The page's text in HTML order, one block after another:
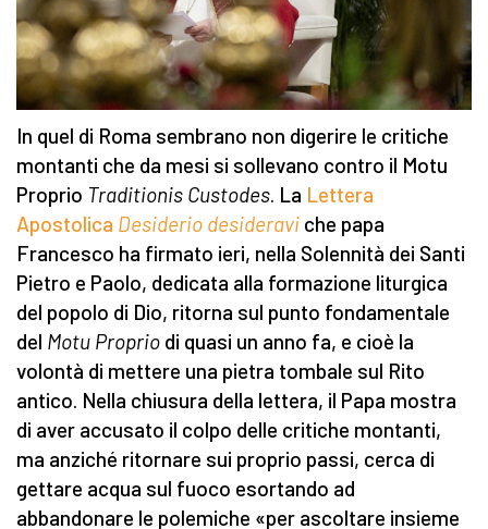
In quel di Roma sembrano non digerire le critiche
montanti che da mesi si sollevano contro il Motu
Proprio Traditionis Custodes. La Lettera
Apostolica Desiderio desideravi che papa
Francesco ha firmato ieri, nella Solennità dei Santi
Pietro e Paolo, dedicata alla formazione liturgica
del popolo di Dio, ritorna sul punto fondamentale
del Motu Proprio di quasi un anno fa, e cioè la
volontà di mettere una pietra tombale sul Rito
antico. Nella chiusura della lettera, il Papa mostra
di aver accusato il colpo delle critiche montanti,
ma anziché ritornare sui proprio passi, cerca di
gettare acqua sul fuoco esortando ad
abbandonare le polemiche «per ascoltare insieme